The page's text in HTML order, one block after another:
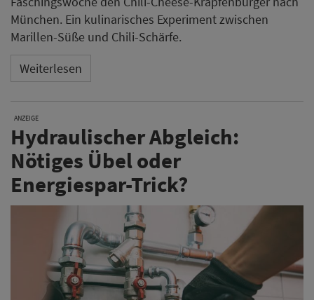
München. Ein kulinarisches Experiment zwischen
Marillen-Süße und Chili-Schärfe.
Weiterlesen
ANZEIGE
Hydraulischer Abgleich:
Nötiges Übel oder
Energiespar-Trick?